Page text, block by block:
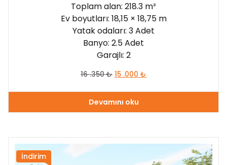
Toplam alan: 218.3 m²
Ev boyutları: 18,15 × 18,75 m
Yatak odaları: 3 Adet
Banyo: 2.5 Adet
Garajlı: 2
16 .350₺ 15 .000 ₺
Devamını oku
İndirim